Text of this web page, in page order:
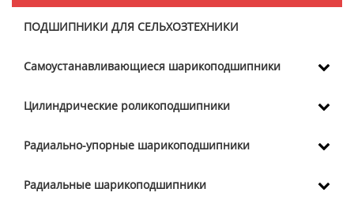
ПОДШИПНИКИ ДЛЯ СЕЛЬХОЗТЕХНИКИ
Самоустанавливающиеся шарикоподшипники
Цилиндрические роликоподшипники
Радиально-упорные шарикоподшипники
Радиальные шарикоподшипники